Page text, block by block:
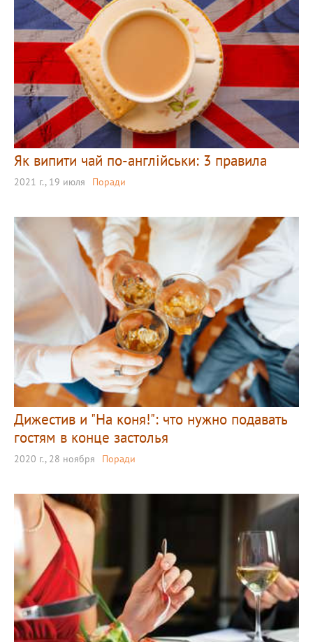
Як випити чай по-англійськи: 3 правила
2021 г., 19 июля Поради
Дижестив и "На коня!": что нужно подавать
гостям в конце застолья
2020 г., 28 ноября Поради